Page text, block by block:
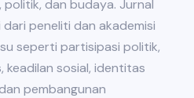
politik, dan budaya. Jurnal
peneliti dan akademisi
seperti partisipasi politik,
sosial, identitas
pembangunan